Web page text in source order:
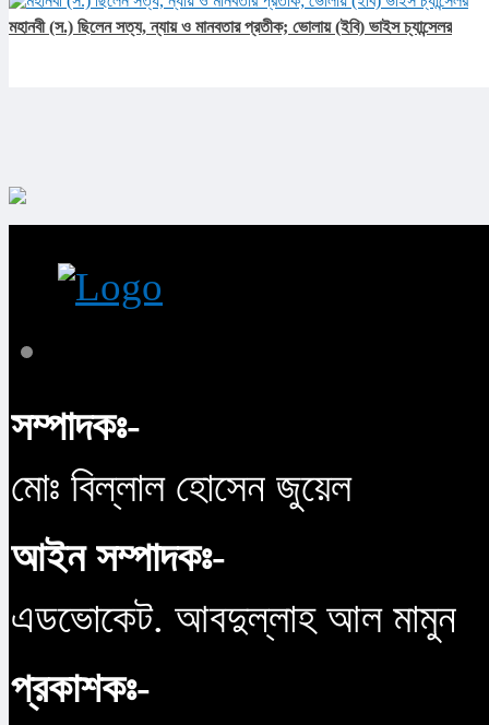
মহানবী (স.) ছিলেন সত্য, ন্যায় ও মানবতার প্রতীক; ভোলায় (ইবি) ভাইস চ্যান্সেলর
সম্পাদকঃ-
মোঃ বিল্লাল হোসেন জুয়েল
আইন সম্পাদকঃ-
এডভোকেট. আবদুল্লাহ আল মামুন
প্রকাশকঃ-